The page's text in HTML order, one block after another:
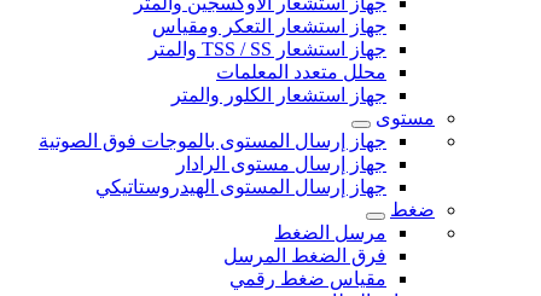
جهاز استشعار التعكر ومقياس
جهاز استشعار TSS / SS والمتر
محلل متعدد المعلمات
جهاز استشعار الكلور والمتر
مستوى
جهاز إرسال المستوى بالموجات فوق الصوتية
جهاز إرسال مستوى الرادار
جهاز إرسال المستوى الهيدروستاتيكي
ضغط
مرسل الضغط
فرق الضغط المرسل
مقياس ضغط رقمي